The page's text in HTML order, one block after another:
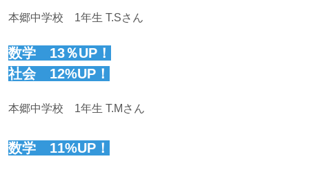
本郷中学校 1年生 T.Sさん
数学 13％UP！
社会 12%UP！
本郷中学校 1年生 T.Mさん
数学 11%UP！